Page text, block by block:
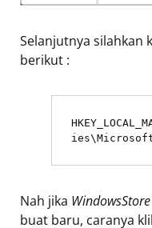
Selanjutnya silahkan
berikut :
Nah jika WindowsStore
buat baru, caranya